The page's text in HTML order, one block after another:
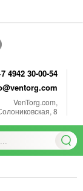
4942 30-00-54
VenTorg.com,
8